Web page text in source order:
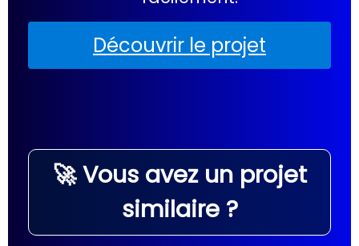
Découvrir le projet
🚀 Vous avez un projet
similaire ?